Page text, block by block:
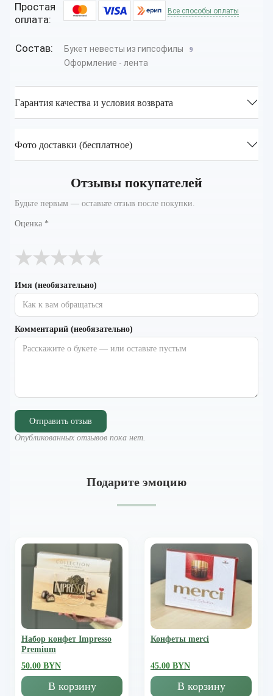
Простая
оплата:
Все способы оплаты
Состав: Букет невесты из гипсофилы 9
Оформление - лента
Гарантия качества и условия возврата
Фото доставки (бесплатное)
Отзывы покупателей
Будьте первым — оставьте отзыв после покупки.
Оценка *
★
★
★
★
★
Имя (необязательно)
Комментарий (необязательно)
Отправить отзыв
Опубликованных отзывов пока нет.
Подарите эмоцию
Набор конфет Impresso
Premium
50.00 BYN
В корзину
Конфеты merci
45.00 BYN
В корзину